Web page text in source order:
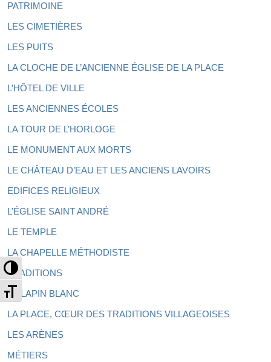
Passer en contraste élevé
Changer la taille de la police
PATRIMOINE
LES CIMETIÈRES
LES PUITS
LA CLOCHE DE L’ANCIENNE ÉGLISE DE LA PLACE
L’HÔTEL DE VILLE
LES ANCIENNES ÉCOLES
LA TOUR DE L’HORLOGE
LE MONUMENT AUX MORTS
LE CHÂTEAU D’EAU ET LES ANCIENS LAVOIRS
EDIFICES RELIGIEUX
L’ÉGLISE SAINT ANDRÉ
LE TEMPLE
LA CHAPELLE MÉTHODISTE
TRADITIONS
LE LAPIN BLANC
LA PLACE, CŒUR DES TRADITIONS VILLAGEOISES
LES ARÈNES
MÉTIERS